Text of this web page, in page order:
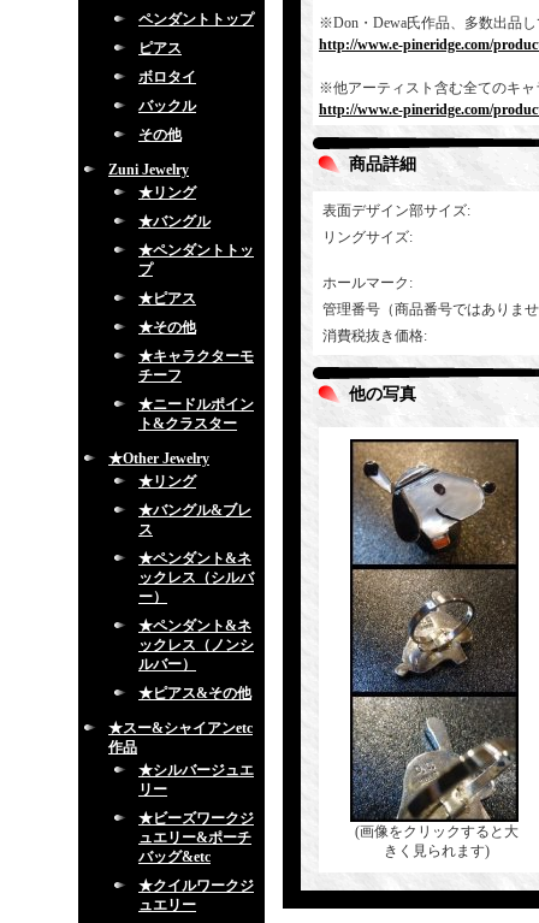
ペンダントトップ
ピアス
ボロタイ
バックル
その他
Zuni Jewelry
★リング
★バングル
★ペンダントトッ
プ
★ピアス
★その他
★キャラクターモ
チーフ
★ニードルポイン
ト&クラスター
★Other Jewelry
★リング
★バングル&ブレ
ス
★ペンダント&ネ
ックレス（シルバ
ー）
★ペンダント&ネ
ックレス（ノンシ
ルバー）
★ピアス&その他
★スー&シャイアンetc
作品
★シルバージュエ
リー
★ビーズワークジ
ュエリー&ポーチ
バッグ&etc
★クイルワークジ
ュエリー
※Don・Dewa氏作品、多数出品
http://www.e-pineridge.com/
※他アーティスト含む全てのキ
http://www.e-pineridge.com/
商品詳細
表面デザイン部サイズ:
リングサイズ:
ホールマーク :
管理番号（商品番号ではありま
消費税抜き価格:
他の写真
(画像をクリックすると大
きく見られます)